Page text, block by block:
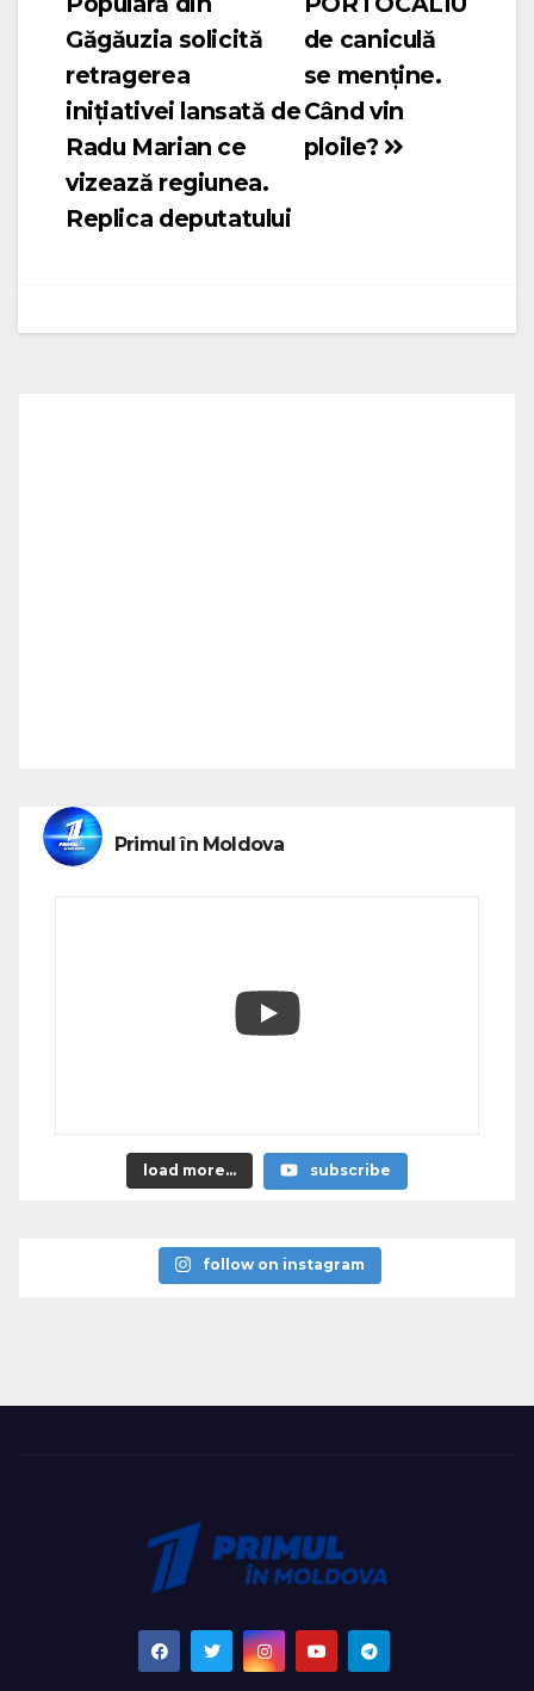
în
articole
de caniculă
se menține.
Când vin
ploile?
Găgăuzia solicită
retragerea
inițiativei lansată de
Radu Marian ce
vizează regiunea.
Replica deputatului
Primul în Moldova
load more... subscribe
follow on instagram